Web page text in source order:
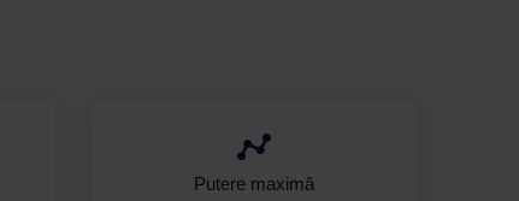
Putere maximă